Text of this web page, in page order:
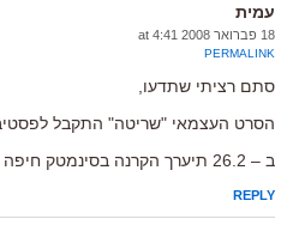
עמית
18 פברואר 2008 at 4:41
PERMALINK
סתם רציתי שתדעו,
הסרט העצמאי "שריטה" התקבל
ב – 26.2 תיערך הקרנה בסינמטק חיפה בשעה 21:30.
REPLY